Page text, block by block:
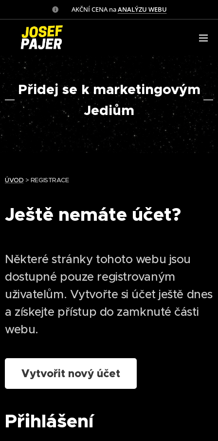
✅ AKČNÍ CENA naANALÝZU WEBU
Přidej se k marketingovým
Jediům
ÚVOD > REGISTRACE
Ještě nemáte účet?
Některé stránky tohoto webu jsou
dostupné pouze registrovaným
uživatelům. Vytvořte si účet ještě dnes
a získejte přístup do zamknuté části
webu.
Vytvořit nový účet
Přihlášení